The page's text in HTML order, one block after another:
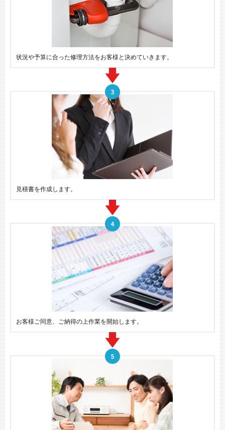
状況や予算に合った修理方法をお客様と決めていきます。
見積書を作成します。
お客様ご同意、ご納得の上作業を開始します。